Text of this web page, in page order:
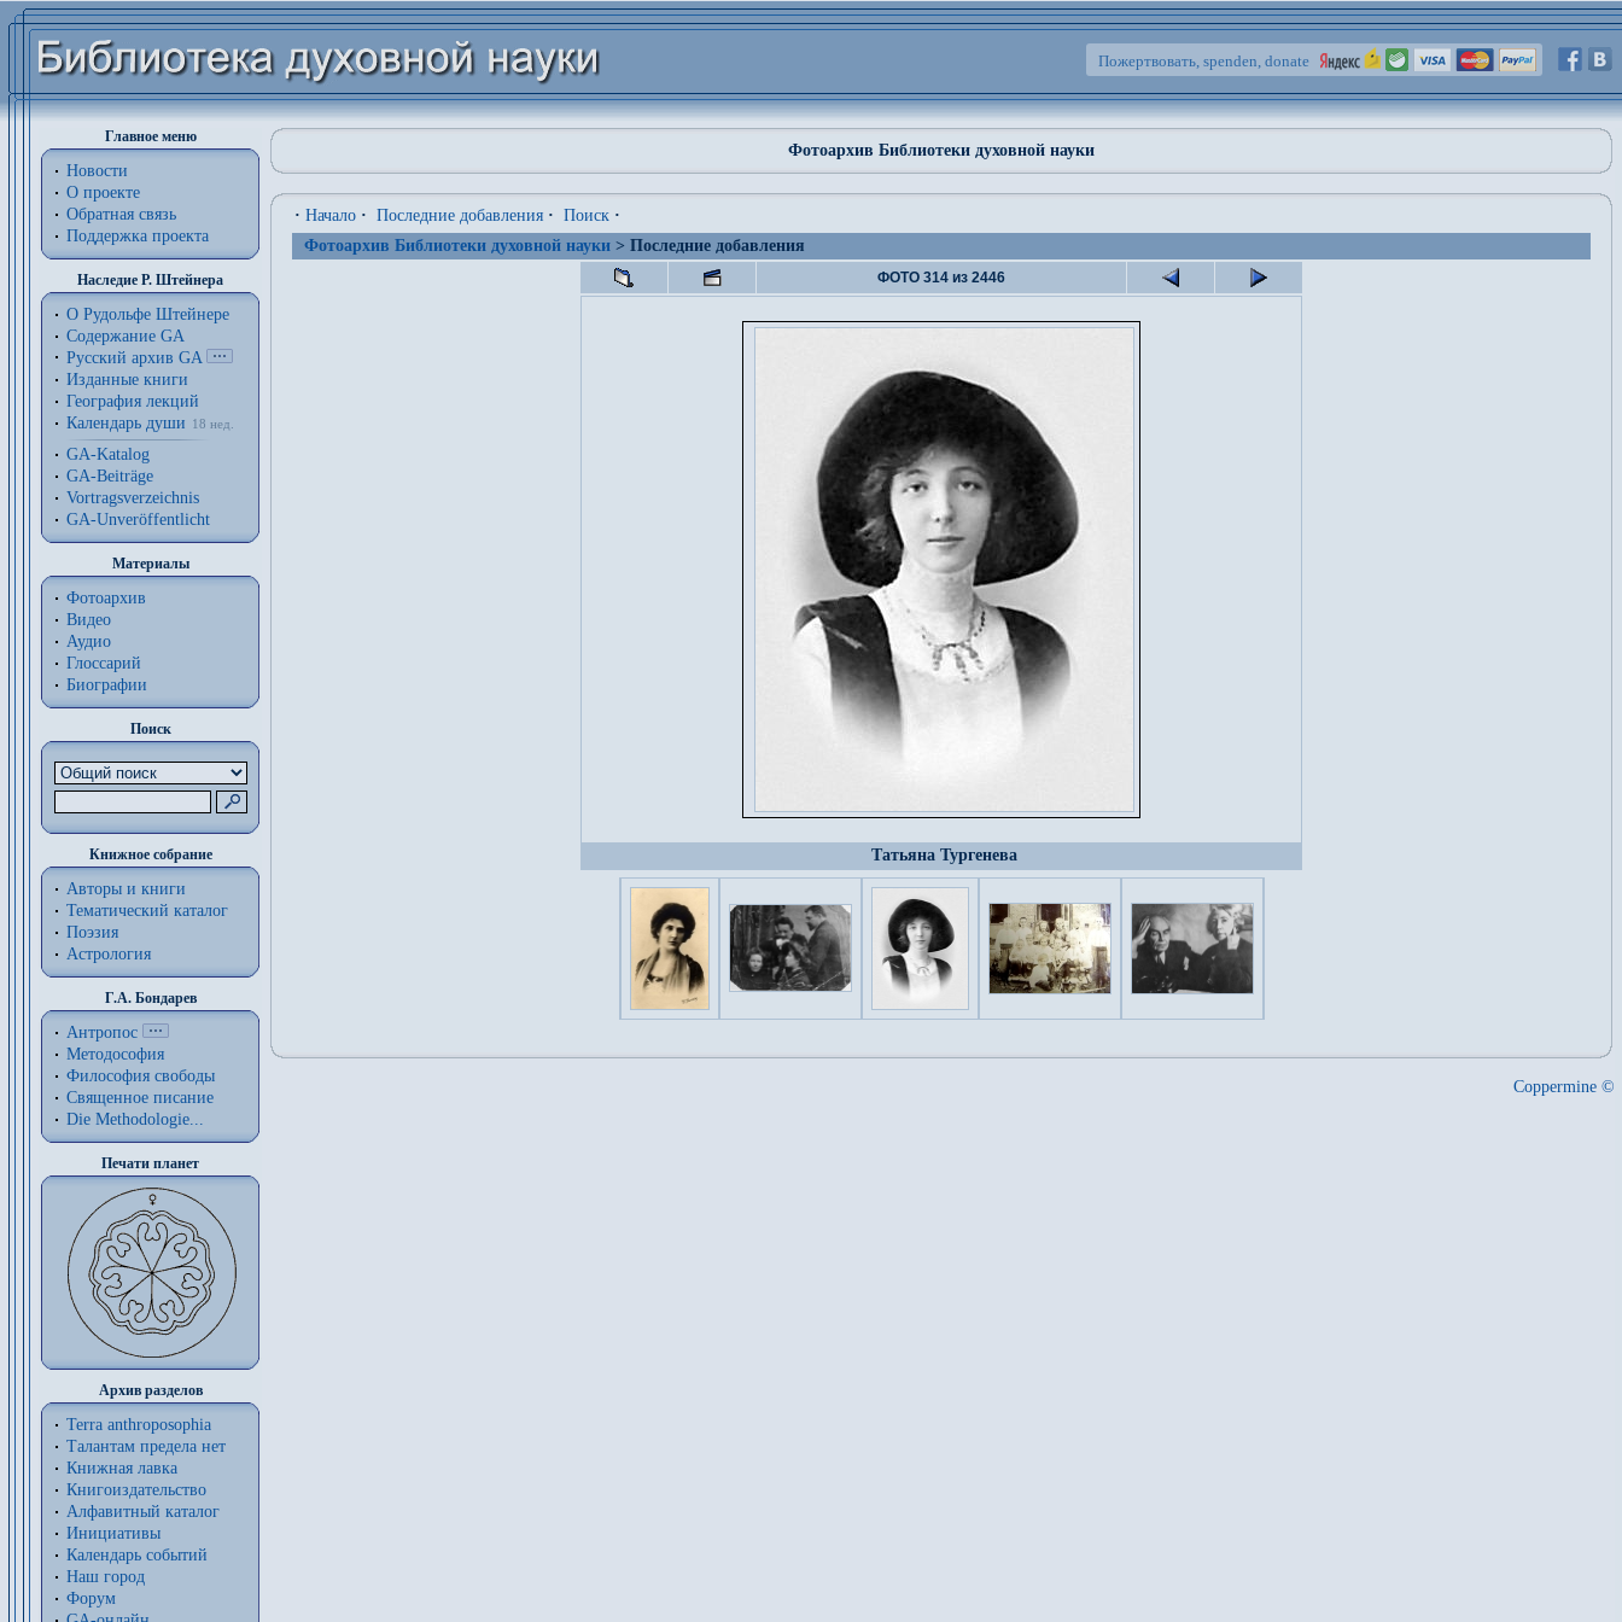
Пожертвовать, spenden, donate
Главное меню
Новости
О проекте
Обратная связь
Поддержка проекта
Наследие Р. Штейнера
О Рудольфе Штейнере
Содержание GA
Русский архив GA
Изданные книги
География лекций
Календарь души
18 нед.
GA-Katalog
GA-Beiträge
Vortragsverzeichnis
GA-Unveröffentlicht
Материалы
Фотоархив
Видео
Аудио
Глоссарий
Биографии
Поиск
Книжное собрание
Авторы и книги
Тематический каталог
Поэзия
Астрология
Г.А. Бондарев
Антропос
Методософия
Философия cвободы
Священное писание
Die Methodologie...
Печати планет
Архив разделов
Terra anthroposophia
Талантам предела нет
Книжная лавка
Книгоиздательство
Алфавитный каталог
Инициативы
Календарь событий
Наш город
Форум
Фотоархив Библиотеки духовной науки
· Начало · Последние добавления · Поиск ·
Фотоархив Библиотеки духовной науки > Последние добавления
ФОТО 314 из 2446
Татьяна Тургенева
Coppermine ©